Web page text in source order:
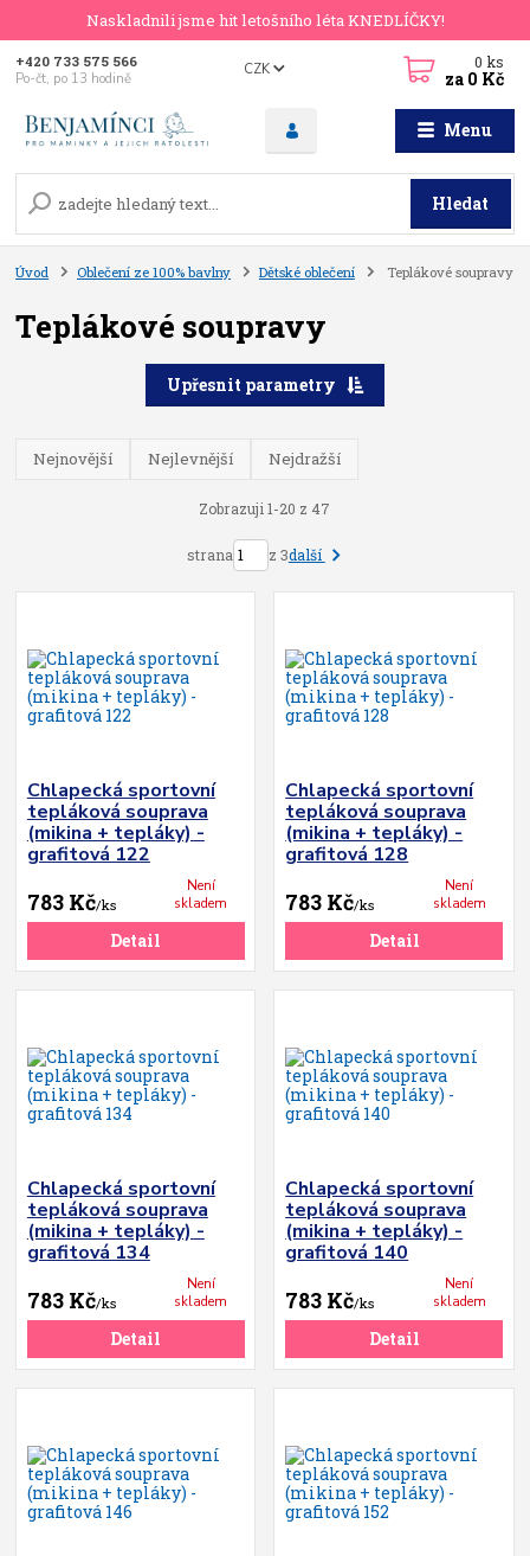
Naskladnili jsme hit letošního léta KNEDLÍČKY!
Menu
CZK
Hledat
+420 733 575 566
Po-čt, po 13 hodině
0ks
za 0 Kč
Úvod Oblečení ze 100% bavlny Dětské oblečení Teplákové soupravy
Teplákové soupravy
Upřesnit parametry
Nejnovější Nejlevnější Nejdražší
Zobrazuji 1-20 z 47
strana z 3další
Chlapecká sportovní
tepláková souprava
(mikina + tepláky) -
grafitová 122
783 Kč/ks
Není
skladem
Detail
Chlapecká sportovní
tepláková souprava
(mikina + tepláky) -
grafitová 128
783 Kč/ks
Není
skladem
Detail
Chlapecká sportovní
tepláková souprava
(mikina + tepláky) -
grafitová 134
783 Kč/ks
Není
skladem
Detail
Chlapecká sportovní
tepláková souprava
(mikina + tepláky) -
grafitová 140
783 Kč/ks
Není
skladem
Detail